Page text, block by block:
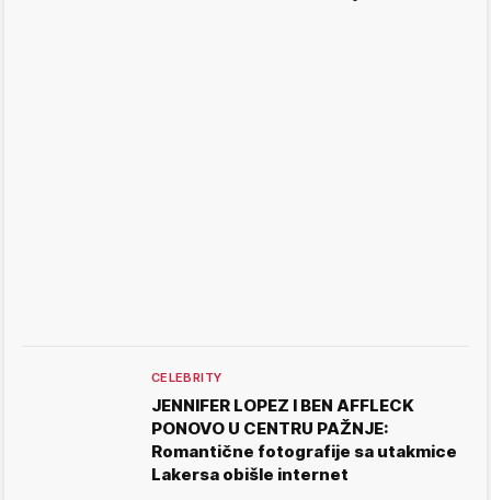
CELEBRITY
JENNIFER LOPEZ I BEN AFFLECK
PONOVO U CENTRU PAŽNJE:
Romantične fotografije sa utakmice
Lakersa obišle internet